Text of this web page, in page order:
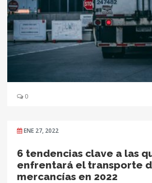
0
ENE 27, 2022
6 tendencias clave a las
enfrentará el transporte
mercancías en 2022